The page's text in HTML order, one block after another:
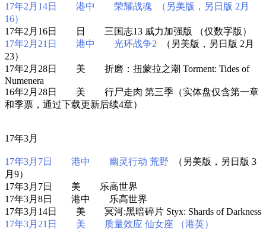
17年2月14日 港中 荣耀战魂 （另美版，另日版 2月
16）
17年2月16日 日 三国志13 威力加强版 （仅数字版）
17年2月21日 港中 光环战争2 （另美版，另日版 2月
23）
17年2月28日 美 折磨：扭蒙拉之潮 Torment: Tides of
Numenera
16年2月28日 美 行尸走肉 第三季（实体盘仅含第一章
和季票，通过下载更新后续4章）
17年3月
17年3月7日 港中 幽灵行动 荒野 （另美版，另日版 3
月9）
17年3月7日 美 乐高世界
17年3月8日 港中 乐高世界
17年3月14日 美 冥河:黑暗碎片 Styx: Shards of Darkness
17年3月21日 美 质量效应 仙女座 （港英）